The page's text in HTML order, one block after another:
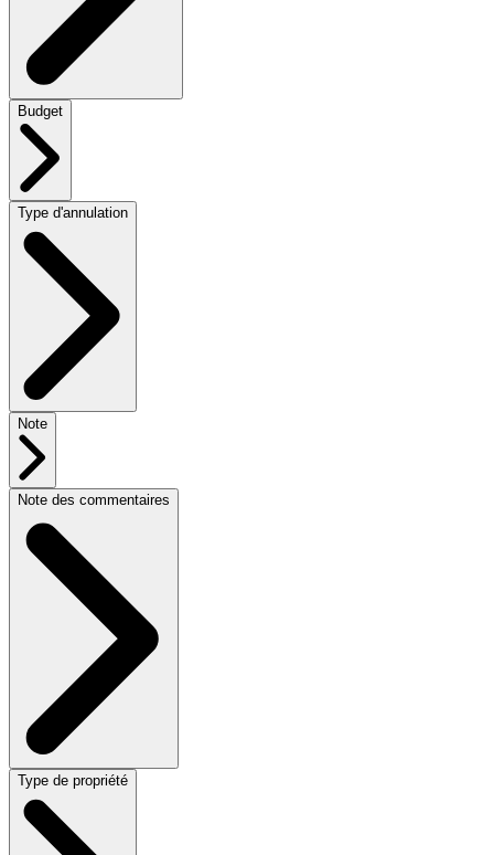
Budget
Type d'annulation
Note
Note des commentaires
Type de propriété